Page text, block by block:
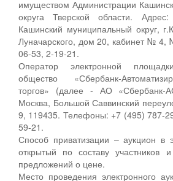
имуществом Администрации
округа Тверской области. Адрес:
Кашинский муниципальный округ,
Луначарского, дом 20, кабинет №
06-53, 2-19-21.
Оператор электронной
общество «Сбербанк-
торгов» (далее - АО «Сбербанк-
Москва, Большой Саввинский
9, 119435. Телефоны: +7 (495) 787-
59-21.
Способ приватизации – аукцион в
открытый по составу
предложений о цене.
Место проведения электронного